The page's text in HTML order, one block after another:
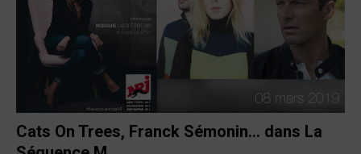
Cats On Trees, Franck Sémonin… dans La